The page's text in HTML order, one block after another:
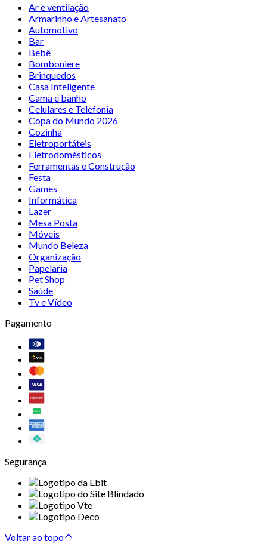
Ar e ventilação
Armarinho e Artesanato
Automotivo
Bar
Bebê
Bomboniere
Brinquedos
Casa Inteligente
Cama e banho
Celulares e Telefonia
Copa do Mundo 2026
Cozinha
Eletroportáteis
Eletrodomésticos
Ferramentas e Construção
Festa
Games
Informática
Lazer
Mesa Posta
Móveis
Mundo Beleza
Organização
Papelaria
Pet Shop
Saúde
Tv e Vídeo
Pagamento
Segurança
Voltar ao topo